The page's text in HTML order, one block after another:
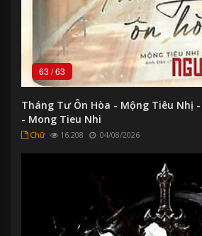
63 /63
Tháng Tư Ôn Hòa - Mộng Tiêu Nhị
- Mong Tieu Nhi
Chữ 16.208 04/08/2026